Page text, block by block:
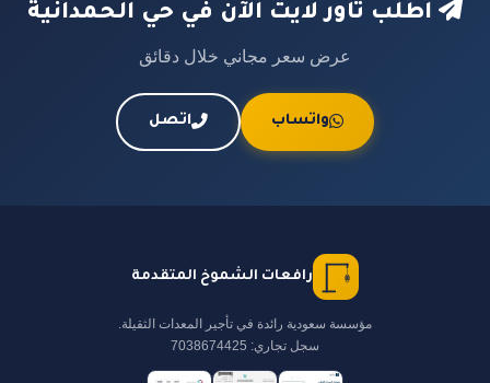
اطلب تاور لايت الآن في حي الحمدانية
عرض سعر مجاني خلال دقائق
واتساب اتصل
رافعات الشموخ المتقدمة
مؤسسة سعودية رائدة في تأجير المعدات الثقيلة.
سجل تجاري: 7038674425